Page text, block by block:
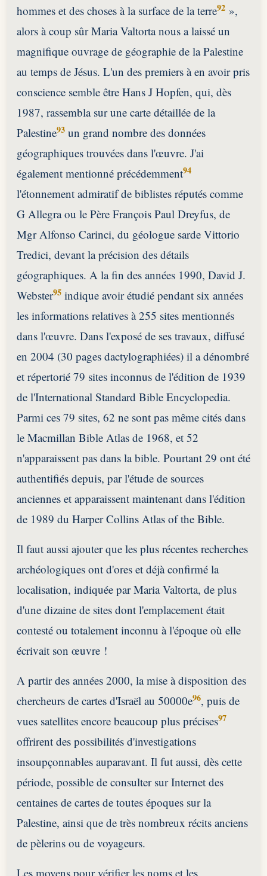
hommes et des choses à la surface de la terre92 »,
alors à coup sûr Maria Valtorta nous a laissé un
magnifique ouvrage de géographie de la Palestine
au temps de Jésus. L'un des premiers à en avoir pris
conscience semble être Hans J Hopfen, qui, dès
1987, rassembla sur une carte détaillée de la
Palestine93 un grand nombre des données
géographiques trouvées dans l'œuvre. J'ai
également mentionné précédemment94
l'étonnement admiratif de biblistes réputés comme
G Allegra ou le Père François Paul Dreyfus, de
Mgr Alfonso Carinci, du géologue sarde Vittorio
Tredici, devant la précision des détails
géographiques. A la fin des années 1990, David J.
Webster95 indique avoir étudié pendant six années
les informations relatives à 255 sites mentionnés
dans l'œuvre. Dans l'exposé de ses travaux, diffusé
en 2004 (30 pages dactylographiées) il a dénombré
et répertorié 79 sites inconnus de l'édition de 1939
de l'International Standard Bible Encyclopedia.
Parmi ces 79 sites, 62 ne sont pas même cités dans
le Macmillan Bible Atlas de 1968, et 52
n'apparaissent pas dans la bible. Pourtant 29 ont été
authentifiés depuis, par l'étude de sources
anciennes et apparaissent maintenant dans l'édition
de 1989 du Harper Collins Atlas of the Bible.
Il faut aussi ajouter que les plus récentes recherches
archéologiques ont d'ores et déjà confirmé la
localisation, indiquée par Maria Valtorta, de plus
d'une dizaine de sites dont l'emplacement était
contesté ou totalement inconnu à l'époque où elle
écrivait son œuvre !
A partir des années 2000, la mise à disposition des
chercheurs de cartes d'Israël au 50000e96, puis de
vues satellites encore beaucoup plus précises97
offrirent des possibilités d'investigations
insoupçonnables auparavant. Il fut aussi, dès cette
période, possible de consulter sur Internet des
centaines de cartes de toutes époques sur la
Palestine, ainsi que de très nombreux récits anciens
de pèlerins ou de voyageurs.
Les moyens pour vérifier les noms et les